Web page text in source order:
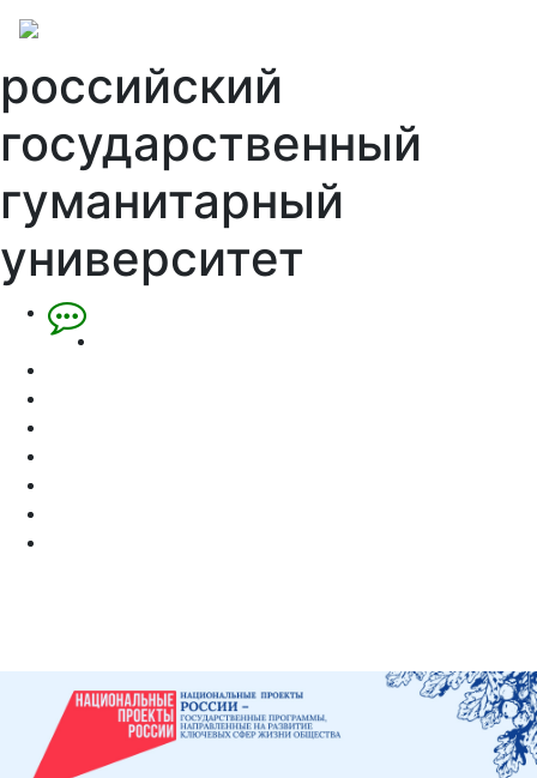
российский
государственный
гуманитарный
университет